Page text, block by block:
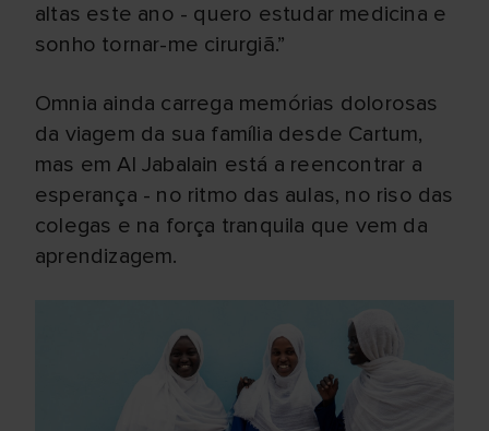
altas este ano - quero estudar medicina e
sonho tornar-me cirurgiã.”
Omnia ainda carrega memórias dolorosas
da viagem da sua família desde Cartum,
mas em Al Jabalain está a reencontrar a
esperança - no ritmo das aulas, no riso das
colegas e na força tranquila que vem da
aprendizagem.